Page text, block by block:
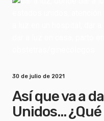
30 de julio de 2021
Así que va a
Unidos...